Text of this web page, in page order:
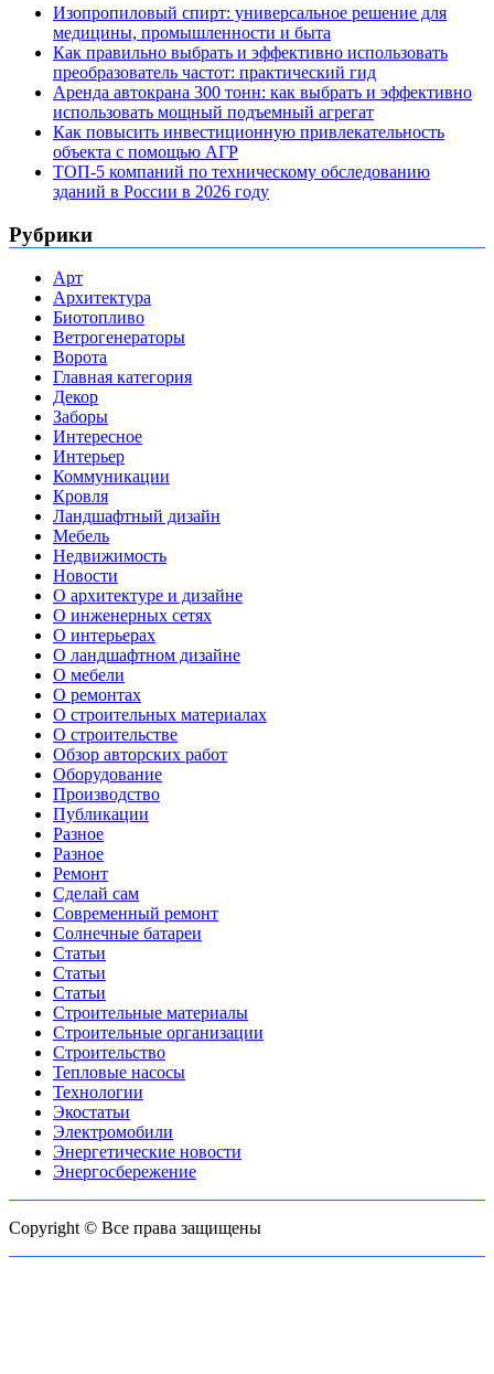
Изопропиловый спирт: универсальное решение для
медицины, промышленности и быта
Как правильно выбрать и эффективно использовать
преобразователь частот: практический гид
Аренда автокрана 300 тонн: как выбрать и эффективно
использовать мощный подъемный агрегат
Как повысить инвестиционную привлекательность
объекта с помощью АГР
ТОП-5 компаний по техническому обследованию
зданий в России в 2026 году
Рубрики
Арт
Архитектура
Биотопливо
Ветрогенераторы
Ворота
Главная категория
Декор
Заборы
Интересное
Интерьер
Коммуникации
Кровля
Ландшафтный дизайн
Мебель
Недвижимость
Новости
О архитектуре и дизайне
О инженерных сетях
О интерьерах
О ландшафтном дизайне
О мебели
О ремонтах
О строительных материалах
О строительстве
Обзор авторских работ
Оборудование
Производство
Публикации
Разное
Разное
Ремонт
Сделай сам
Современный ремонт
Солнечные батареи
Статьи
Статьи
Статьи
Строительные материалы
Строительные организации
Строительство
Тепловые насосы
Технологии
Экостатьи
Электромобили
Энергетические новости
Энергосбережение
Copyright © Все права защищены